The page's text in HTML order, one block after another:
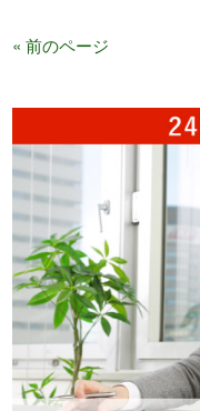
« 前のページ